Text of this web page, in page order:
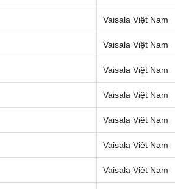
Vaisala Việt Nam
Vaisala Việt Nam
Vaisala Việt Nam
Vaisala Việt Nam
Vaisala Việt Nam
Vaisala Việt Nam
Vaisala Việt Nam